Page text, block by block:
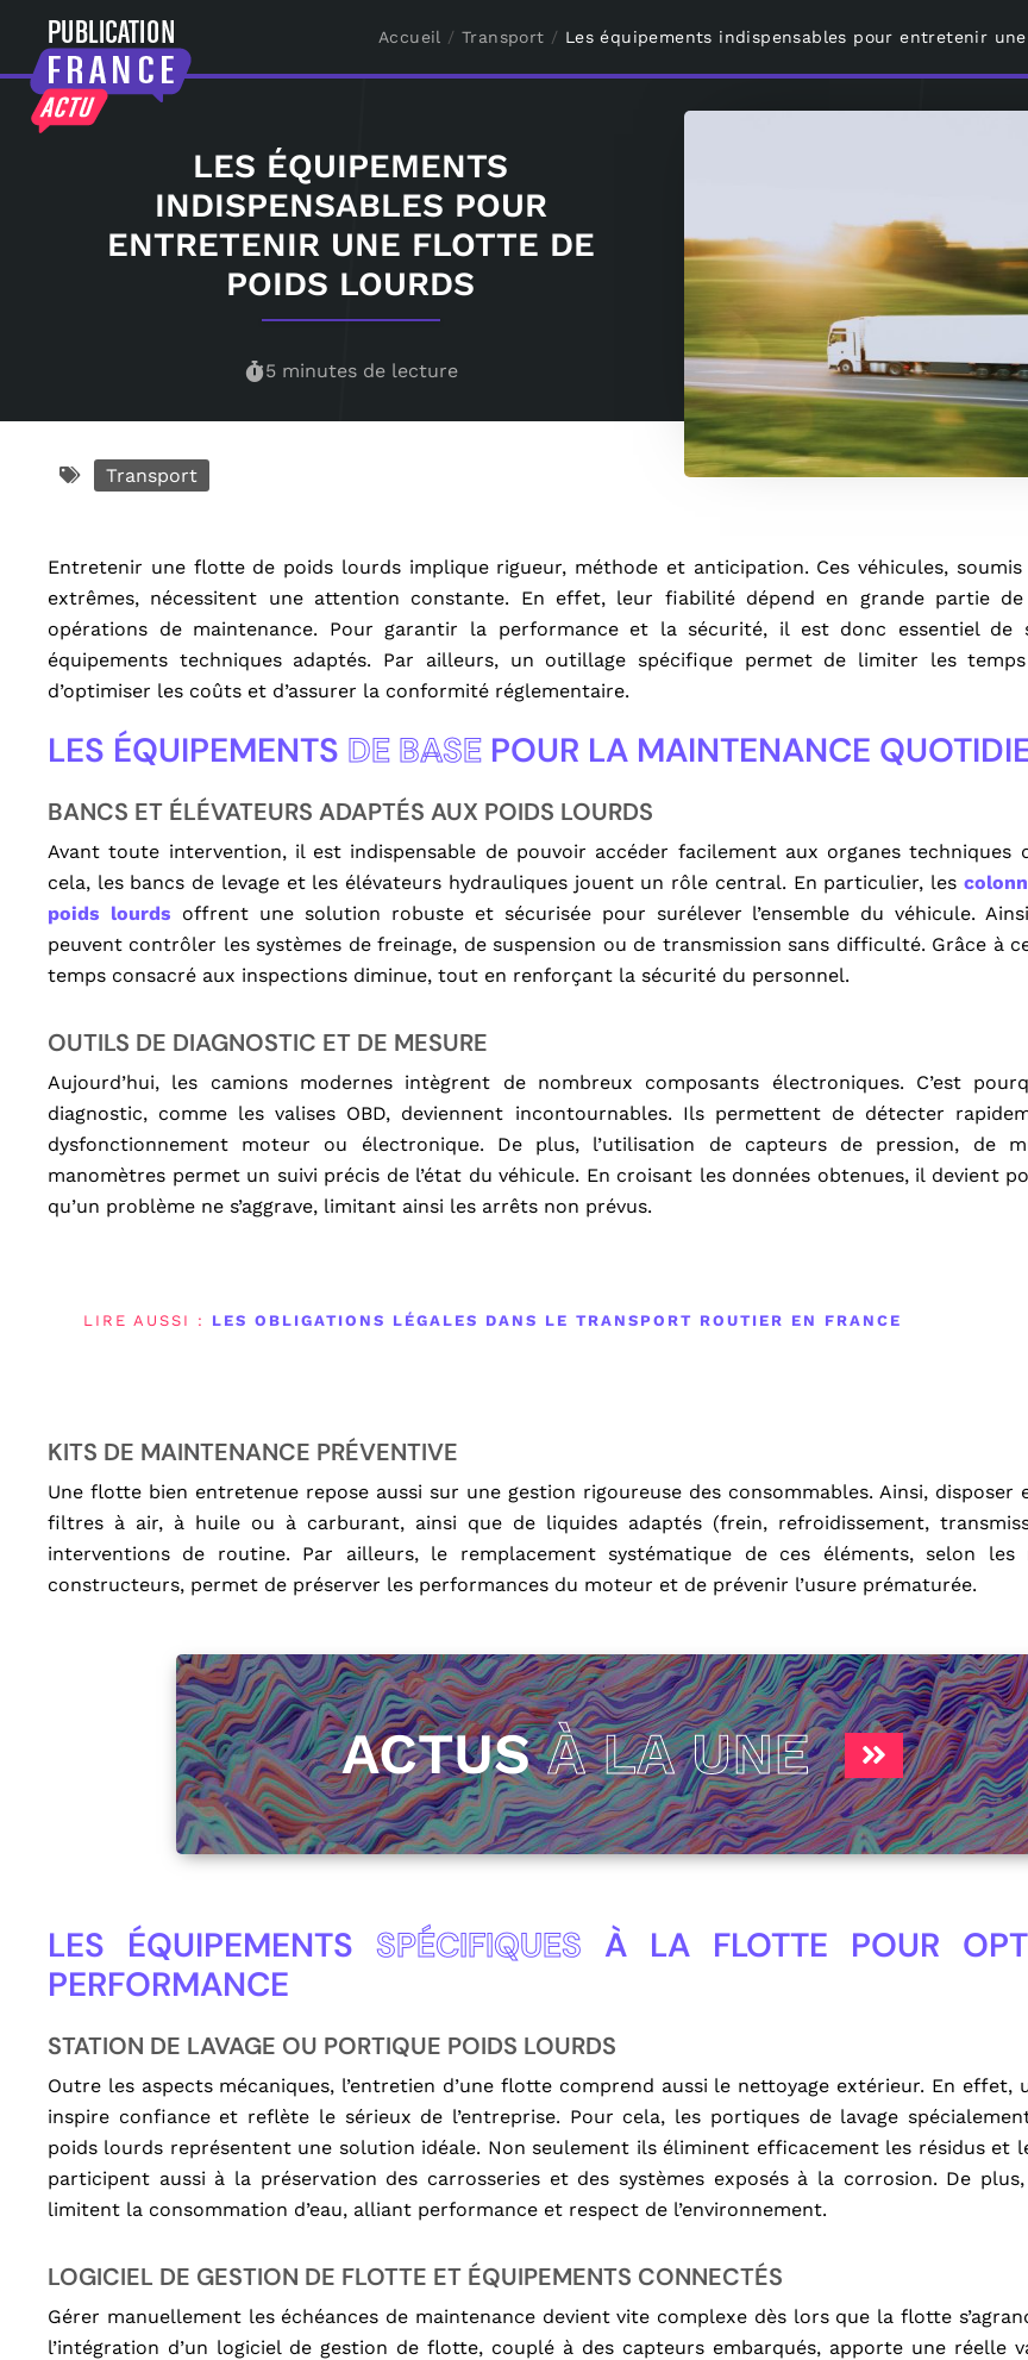
Accueil / Transport / Les équipements indispensables pour entretenir
LES ÉQUIPEMENTS
INDISPENSABLES POUR
ENTRETENIR UNE FLOTTE DE
POIDS LOURDS
5 minutes de lecture
Transport
Entretenir une flotte de poids lourds implique rigueur, méthode et anticipation. Ces véhicules,
extrêmes, nécessitent une attention constante. En effet, leur fiabilité dépend en grande partie
opérations de maintenance. Pour garantir la performance et la sécurité, il est donc essentiel de
équipements techniques adaptés. Par ailleurs, un outillage spécifique permet de limiter les temps
d’optimiser les coûts et d’assurer la conformité réglementaire.
LES ÉQUIPEMENTS DE BASE POUR LA MAINTENANCE
BANCS ET ÉLÉVATEURS ADAPTÉS AUX POIDS LOURDS
Avant toute intervention, il est indispensable de pouvoir accéder facilement aux organes techniques
cela, les bancs de levage et les élévateurs hydrauliques jouent un rôle central. En particulier, les
poids lourds offrent une solution robuste et sécurisée pour surélever l’ensemble du véhicule.
peuvent contrôler les systèmes de freinage, de suspension ou de transmission sans difficulté. Grâce à
temps consacré aux inspections diminue, tout en renforçant la sécurité du personnel.
OUTILS DE DIAGNOSTIC ET DE MESURE
Aujourd’hui, les camions modernes intègrent de nombreux composants électroniques. C’est
diagnostic, comme les valises OBD, deviennent incontournables. Ils permettent de détecter
dysfonctionnement moteur ou électronique. De plus, l’utilisation de capteurs de pression, de
manomètres permet un suivi précis de l’état du véhicule. En croisant les données obtenues, il devient
qu’un problème ne s’aggrave, limitant ainsi les arrêts non prévus.
LIRE AUSSI : LES OBLIGATIONS LÉGALES DANS LE TRANSPORT ROUTIER EN FRANCE
KITS DE MAINTENANCE PRÉVENTIVE
Une flotte bien entretenue repose aussi sur une gestion rigoureuse des consommables. Ainsi, disposer
filtres à air, à huile ou à carburant, ainsi que de liquides adaptés (frein, refroidissement,
interventions de routine. Par ailleurs, le remplacement systématique de ces éléments, selon les
constructeurs, permet de préserver les performances du moteur et de prévenir l’usure prématurée.
ACTUSÀ LA UNE
LES ÉQUIPEMENTSSPÉCIFIQUES À LA FLOTTE POUR
PERFORMANCE
STATION DE LAVAGE OU PORTIQUE POIDS LOURDS
Outre les aspects mécaniques, l’entretien d’une flotte comprend aussi le nettoyage extérieur. En effet,
inspire confiance et reflète le sérieux de l’entreprise. Pour cela, les portiques de lavage
poids lourds représentent une solution idéale. Non seulement ils éliminent efficacement les résidus et
participent aussi à la préservation des carrosseries et des systèmes exposés à la corrosion. De
limitent la consommation d’eau, alliant performance et respect de l’environnement.
LOGICIEL DE GESTION DE FLOTTE ET ÉQUIPEMENTS CONNECTÉS
Gérer manuellement les échéances de maintenance devient vite complexe dès lors que la flotte
l’intégration d’un logiciel de gestion de flotte, couplé à des capteurs embarqués, apporte une réelle